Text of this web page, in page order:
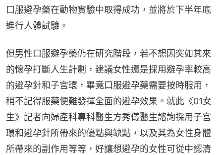
口服避孕藥在動物實驗中取得成功，並將於下半年底
進行人體試驗。
但男性口服避孕藥仍在研究階段，若不想因突如其來
的懷孕打斷人生計劃，建議女性還是採用避孕率較高
的避孕針和子宫環，畢竟口服避孕藥需要按時服用，
稍不記得服藥便難發揮全面的避孕效果。就此《01女
生》記者向婦產科專科醫生方秀儀醫生諮詢採用子宫
環和避孕針所帶來的優點與缺點，以及其為女性身體
所帶來的副作用等等，好讓想避孕的女性可從中認清